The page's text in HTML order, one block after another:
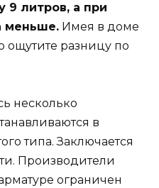
9 литров, а при
меньше. Имея в доме
ощутите разницу по
несколько
в
типа. Заключается
Производители
ограничен